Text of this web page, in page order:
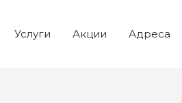
Услуги Акции Адреса